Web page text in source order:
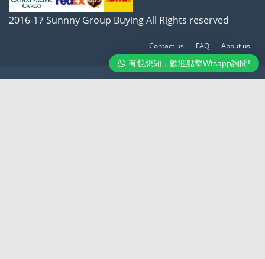
有乜想知，歡迎點擊Wtsapp詢問!
2016-17 Sunnny Group Buying All Rights reserved
Contact us FAQ About us